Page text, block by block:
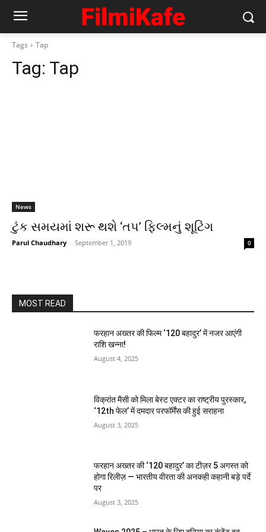
Tags Tap
Tag: Tap
News
ટુંક સમયમાં શરૂ થશે ‘તપ’ ફિલ્મનું શૂટિંગ
Parul Chaudhary - September 1, 2019 0
MOST READ
फरहान अख्तर की फिल्म ‘120 बहादुर’ में नजर आएंगी
राशि खन्ना!
August 4, 2025
विक्रांत मैसी को मिला बेस्ट एक्टर का राष्ट्रीय पुरस्कार,
‘12th फेल’ में दमदार परफॉर्मेंस की हुई सराहना
August 3, 2025
फरहान अख्तर की ‘120 बहादुर’ का टीज़र 5 अगस्त को
होगा रिलीज़ — भारतीय वीरता की अनकही कहानी बड़े पर्दे
पर
August 3, 2025